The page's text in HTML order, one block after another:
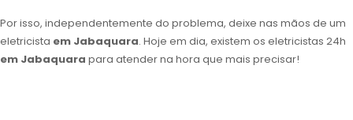
Por isso, independentemente do problema, deixe nas mãos de um
eletricista em Jabaquara. Hoje em dia, existem os eletricistas 24h
em Jabaquara para atender na hora que mais precisar!